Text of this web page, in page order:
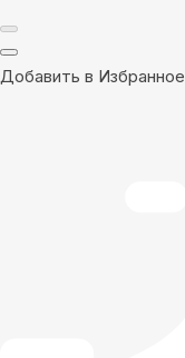
Добавить в Избранное